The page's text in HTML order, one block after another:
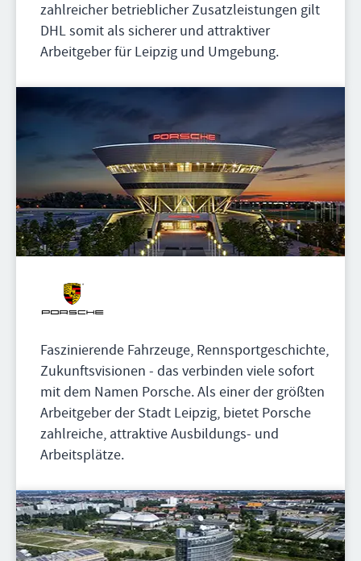
zahlreicher betrieblicher Zusatzleistungen gilt
DHL somit als sicherer und attraktiver
Arbeitgeber für Leipzig und Umgebung.
Faszinierende Fahrzeuge, Rennsportgeschichte,
Zukunftsvisionen - das verbinden viele sofort
mit dem Namen Porsche. Als einer der größten
Arbeitgeber der Stadt Leipzig, bietet Porsche
zahlreiche, attraktive Ausbildungs- und
Arbeitsplätze.